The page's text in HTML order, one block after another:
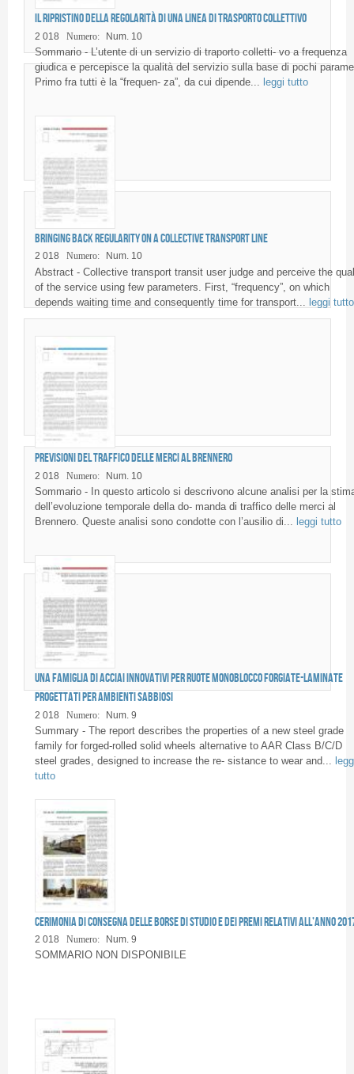
Il ripristino della regolarità di una linea di trasporto collettivo
2 018 Numero: Num. 10
Sommario - L’utente di un servizio di traporto colletti- vo a frequenza
giudica e percepisce la qualità del servizio sulla base di pochi
Primo fra tutti è la “frequen- za”, da cui dipende...
leggi tutto
Bringing back regularity on a collective transport line
2 018 Numero: Num. 10
Abstract - Collective transport transit user judge and perceive the
of the service using few parameters. First, “frequency”, on which
depends waiting time and consequently time for transport... leggi tutto
Previsioni del traffico delle merci al Brennero
2 018 Numero: Num. 10
Sommario - In questo articolo si descrivono alcune analisi per la
dell’evoluzione temporale della do- manda di traffico delle merci al
Brennero. Queste analisi sono condotte con l’ausilio di... leggi tutto
Una famiglia di acciai innovativi per ruote monoblocco forgiate-laminate
progettati per ambienti sabbiosi
2 018 Numero: Num. 9
Summary - The report describes the properties of a new steel grade
family for forged-rolled solid wheels alternative to AAR Class B/C/D
steel grades, designed to increase the re- sistance to wear and...
tutto
Cerimonia di consegna delle Borse di Studio e dei Premi relativi all’anno
2 018 Numero: Num. 9
SOMMARIO NON DISPONIBILE
Pagine